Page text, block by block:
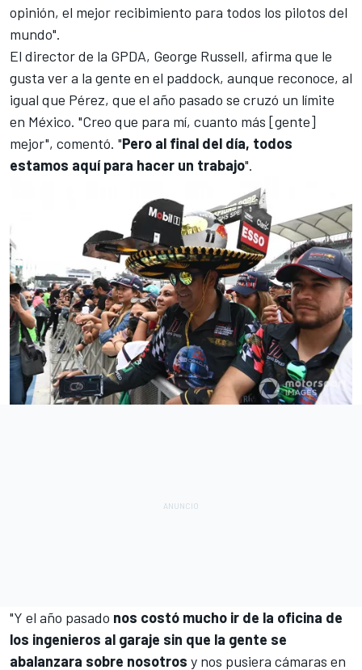
opinión, el mejor recibimiento para todos los pilotos del
mundo".
El director de la GPDA, George Russell, afirma que le
gusta ver a la gente en el paddock, aunque reconoce, al
igual que Pérez, que el año pasado se cruzó un límite
en México. "Creo que para mí, cuanto más [gente]
mejor", comentó. "Pero al final del día, todos
estamos aquí para hacer un trabajo".
"Y el año pasado nos costó mucho ir de la oficina de
los ingenieros al garaje sin que la gente se
abalanzara sobre nosotros y nos pusiera cámaras en